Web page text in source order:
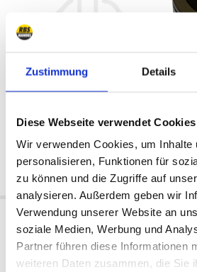
Zustimmung Details
Diese Webseite verwendet Cookies
Wir verwenden Cookies, um Inhalte
personalisieren, Funktionen für
zu können und die Zugriffe auf
analysieren. Außerdem geben wir
Verwendung unserer Website an
soziale Medien, Werbung und
Partner führen diese Informationen
weiteren Daten zusammen, die Sie
1988/1990
59 €
Jetzt kaufen
Lager, Vorgelegwelle hinten,
vorne